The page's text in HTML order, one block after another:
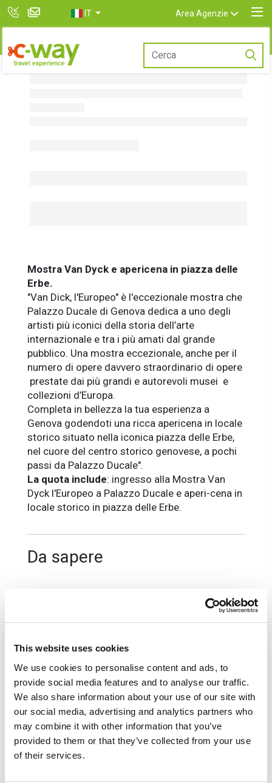
This website uses cookies
We use cookies to personalise content and ads, to
provide social media features and to analyse our traffic.
We also share information about your use of our site with
our social media, advertising and analytics partners who
may combine it with other information that you’ve
provided to them or that they’ve collected from your use
of their services.
IT Area Agenzie
Mostra Van Dyck e apericena in piazza delle
Erbe.
"Van Dick, l'Europeo" è l'eccezionale mostra che
Palazzo Ducale di Genova dedica a uno degli
artisti più iconici della storia dell’arte
internazionale e tra i più amati dal grande
pubblico. Una mostra eccezionale, anche per il
numero di opere davvero straordinario di opere
prestate dai più grandi e autorevoli musei e
collezioni d’Europa.
Completa in bellezza la tua esperienza a
Genova godendoti una ricca apericena in locale
storico situato nella iconica piazza delle Erbe,
nel cuore del centro storico genovese, a pochi
passi da Palazzo Ducale".
La quota include: ingresso alla Mostra Van
Dyck l'Europeo a Palazzo Ducale e aperi-cena in
locale storico in piazza delle Erbe.
Da sapere
Ragazzi 19/25: € 31
Bambini 6/11 anni: €22
Infant 0/5 anni: gratuito
La quota include
Ingresso alla Mostra Van Dyck l'Europeo a
Palazzo Ducale e aperi-cena in locale storico in
piazza delle Erbe.